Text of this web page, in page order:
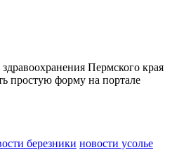
Пермского края
простую форму на портале
березники новости усолье